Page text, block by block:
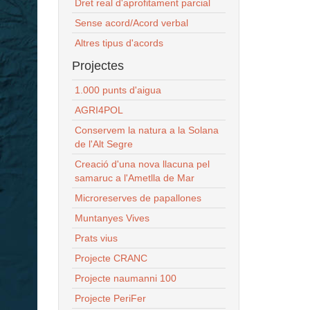
Dret real d'aprofitament parcial
Sense acord/Acord verbal
Altres tipus d'acords
Projectes
1.000 punts d'aigua
AGRI4POL
Conservem la natura a la Solana
de l'Alt Segre
Creació d'una nova llacuna pel
samaruc a l'Ametlla de Mar
Microreserves de papallones
Muntanyes Vives
Prats vius
Projecte CRANC
Projecte naumanni 100
Projecte PeriFer